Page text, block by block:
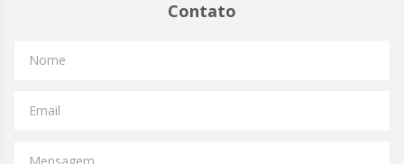
Contato
Nome
Email
Mensagem